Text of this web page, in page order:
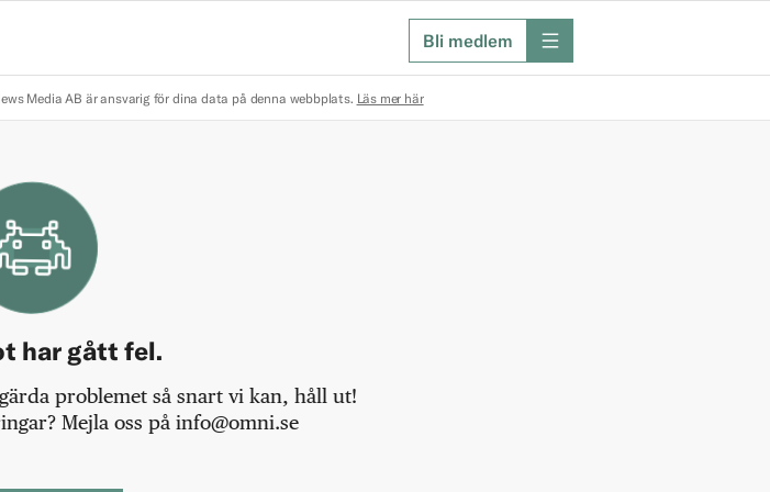
Bli medlem meny
Media AB är ansvarig för dina data på denna webbplats. Läs mer här
har gått fel.
problemet så snart vi kan, håll ut!
Mejla oss på info@omni.se